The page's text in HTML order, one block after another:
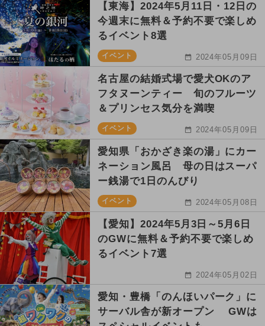
【東海】2024年5月11日・12日の
今週末に無料＆予約不要で楽しめ
るイベント8選
イベント 2024年05月09日
名古屋の結婚式場で愛犬OKのア
フタヌーンティー 旬のフルーツ
＆プリンセス気分を満喫
イベント 2024年05月09日
愛知県「おかざき楽の湯」にカー
ネーション風呂 母の日はスーパ
ー銭湯で1日のんびり
イベント 2024年05月08日
【愛知】2024年5月3日～5月6日
のGWに無料＆予約不要で楽しめ
るイベント7選
2024年05月02日
愛知・豊橋「のんほいパーク」に
サーバル舎が新オープン GWは